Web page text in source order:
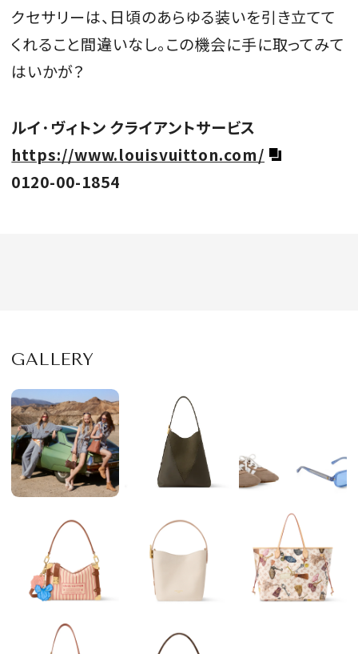
クセサリーは、日頃のあらゆる装いを引き立てて
くれること間違いなし。この機会に手に取ってみて
はいかが？
ルイ･ヴィトン クライアントサービス
https://www.louisvuitton.com/
0120-00-1854
GALLERY